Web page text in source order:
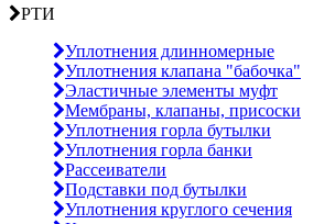
РТИ
Уплотнения длинномерные
Уплотнения клапана "бабочка"
Эластичные элементы муфт
Мембраны, клапаны, присоски
Уплотнения горла бутылки
Уплотнения горла банки
Рассеиватели
Подставки под бутылки
Уплотнения круглого сечения